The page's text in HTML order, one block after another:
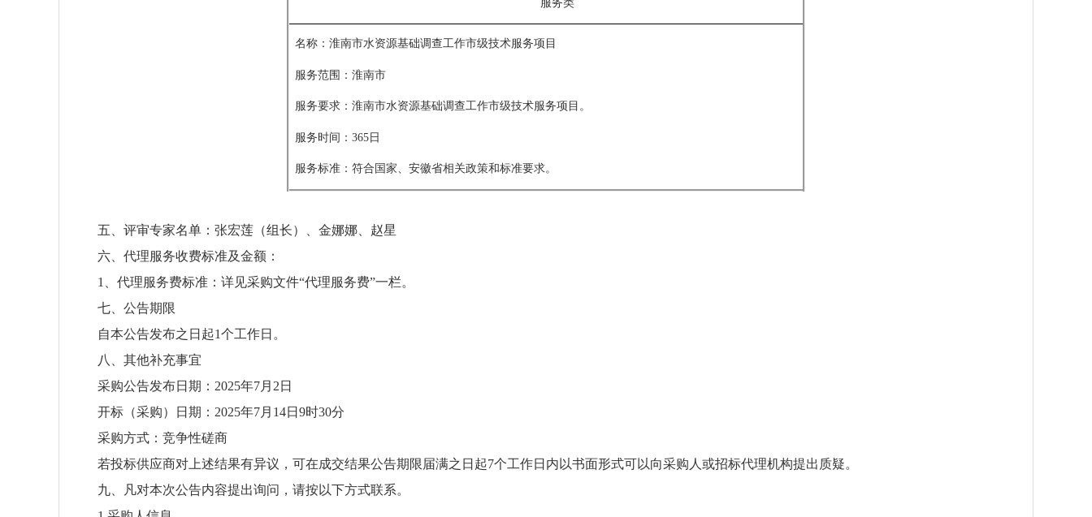
服务类
名称：淮南市水资源基础调查工作市级技术服务项目
服务范围 ：淮南市
服务要求：淮南市水资源基础调查工作市级技术服务项目。
服务时间：365日
服务标准：符合国家、安徽省相关政策和标准要求。
五、评审专家名单：张宏莲（组长）、金娜娜、赵星
六、代理服务收费标准及金额：
1、代理服务费标准：详见采购文件“代理服务费”一栏。
七、公告期限
自本公告发布之日起1个工作日。
八、其他补充事宜
采购公告发布日期：2025年7月2日
开标（采购）日期：2025年7月14日9时30分
采购方式：竞争性磋商
若投标供应商对上述结果有异议，可在成交结果公告期限届满之日起7个工作日内以书面形式可以向采购人或招标代理机构提出质疑。
九、凡对本次公告内容提出询问，请按以下方式联系。